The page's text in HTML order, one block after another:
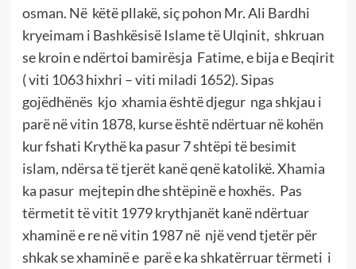
osman. Në këtë pllakë, siç pohon Mr. Ali Bardhi
kryeimam i Bashkësisë Islame të Ulqinit, shkruan
se kroin e ndërtoi bamirësja Fatime, e bija e Beqirit
( viti 1063 hixhri – viti miladi 1652). Sipas
gojëdhënës kjo xhamia është djegur nga shkjau i
parë në vitin 1878, kurse është ndërtuar në kohën
kur fshati Krythë ka pasur 7 shtëpi të besimit
islam, ndërsa të tjerët kanë qenë katolikë. Xhamia
ka pasur mejtepin dhe shtëpinë e hoxhës. Pas
tërmetit të vitit 1979 krythjanët kanë ndërtuar
xhaminë e re në vitin 1987 në një vend tjetër për
shkak se xhaminë e parë e ka shkatërruar tërmeti i